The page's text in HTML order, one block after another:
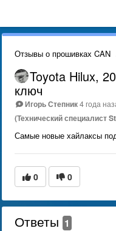
Отзывы о прошивках CAN
Toyota Hilux,
ключ
Игорь Степник4 года
(Технический специалист
Самые новые хайлаксы
0 0
Ответы 1